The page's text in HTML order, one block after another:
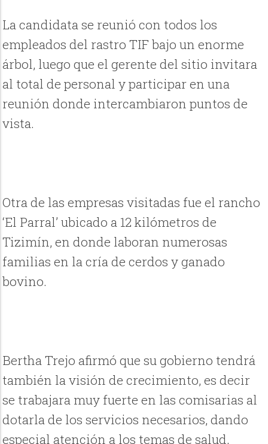
La candidata se reunió con todos los
empleados del rastro TIF bajo un enorme
árbol, luego que el gerente del sitio invitara
al total de personal y participar en una
reunión donde intercambiaron puntos de
vista.
Otra de las empresas visitadas fue el rancho
‘El Parral’ ubicado a 12 kilómetros de
Tizimín, en donde laboran numerosas
familias en la cría de cerdos y ganado
bovino.
Bertha Trejo afirmó que su gobierno tendrá
también la visión de crecimiento, es decir
se trabajara muy fuerte en las comisarias al
dotarla de los servicios necesarios, dando
especial atención a los temas de salud,